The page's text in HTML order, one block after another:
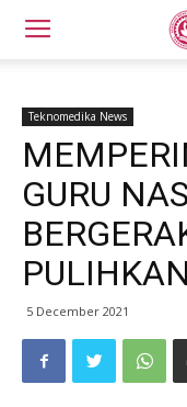
Teknomedika News
GURU
5 December 2021